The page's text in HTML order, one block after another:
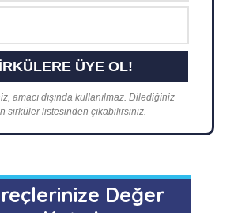
amacı dışında kullanılmaz. Dilediğiniz
sirküler listesinden çıkabilirsiniz.
Değer